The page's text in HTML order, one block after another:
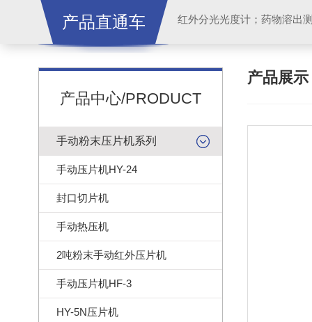
产品直通车 红外分光光度计；药物溶出
产品中心/PRODUCT
手动粉末压片机系列
手动压片机HY-24
封口切片机
手动热压机
2吨粉末手动红外压片机
手动压片机HF-3
HY-5N压片机
产品展示